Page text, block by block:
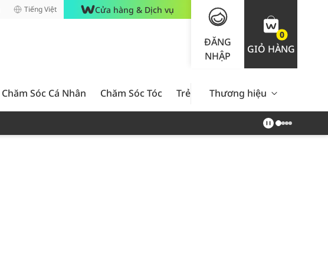
Tiếng Việt Cửa hàng & Dịch vụ
ĐĂNG
NHẬP
0
GIỎ HÀNG
Chăm Sóc Cá Nhân Chăm Sóc Tóc Trẻ Em Nam Giới Chăm Sóc
Thương hiệu